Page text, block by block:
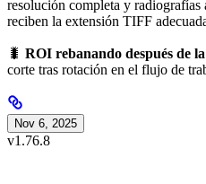
resolución completa y radiografías
reciben la extensión TIFF
🐛 ROI rebanando después de
corte tras rotación en el flujo de
Nov 6, 2025
v1.76.8